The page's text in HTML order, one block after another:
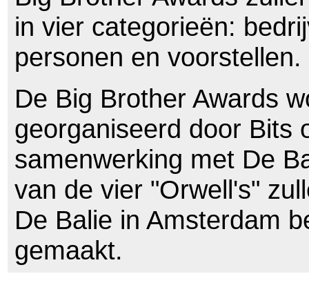
in vier categorieën:
personen en voorstellen.
De Big Brother Awards
georganiseerd door Bits
samenwerking met De
van de vier "Orwell's"
De Balie in Amsterdam
gemaakt.